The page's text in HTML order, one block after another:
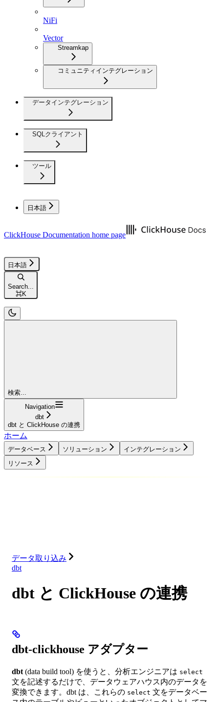
NiFi
Vector
Streamkap
コミュニティインテグレーション
データインテグレーション
SQLクライアント
ツール
日本語
ClickHouse Documentation home page
日本語
Search...
⌘K
検索...
Navigation
dbt
dbt と ClickHouse の連携
ホーム
データベース ソリューション
インテグレーション
リソース
データ取り込み
dbt
dbt と ClickHouse の連携
dbt-clickhouse アダプター
dbt (data build tool) を使うと、分析エンジニアは select
文を記述するだけで、データウェアハウス内のデータを
変換できます。dbt は、これらの select 文をデータベー